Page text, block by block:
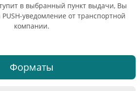
в выбранный пункт выдачи, Вы
уведомление от транспортной
компании.
Форматы